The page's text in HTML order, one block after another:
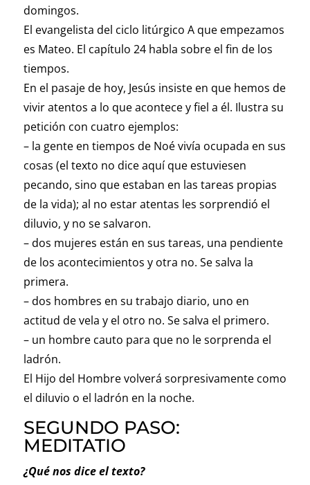
domingos.
El evangelista del ciclo litúrgico A que empezamos
es Mateo. El capítulo 24 habla sobre el fin de los
tiempos.
En el pasaje de hoy, Jesús insiste en que hemos de
vivir atentos a lo que acontece y fiel a él. Ilustra su
petición con cuatro ejemplos:
– la gente en tiempos de Noé vivía ocupada en sus
cosas (el texto no dice aquí que estuviesen
pecando, sino que estaban en las tareas propias
de la vida); al no estar atentas les sorprendió el
diluvio, y no se salvaron.
– dos mujeres están en sus tareas, una pendiente
de los acontecimientos y otra no. Se salva la
primera.
– dos hombres en su trabajo diario, uno en
actitud de vela y el otro no. Se salva el primero.
– un hombre cauto para que no le sorprenda el
ladrón.
El Hijo del Hombre volverá sorpresivamente como
el diluvio o el ladrón en la noche.
SEGUNDO PASO:
MEDITATIO
¿Qué nos dice el texto?